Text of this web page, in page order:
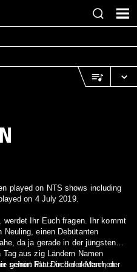
played on NTS shows including
on 4 July 2019.
Ihr Euch fragen. Ihr kommt
einen Debütanten
da ja gerade in der jüngsten
aus zig Ländern Namen
gehört hat. Doch der Mann, der
seinen Platz in der deutschen